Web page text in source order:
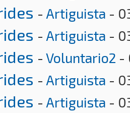
- Artiguista -
- Artiguista -
- Voluntario2 -
- Artiguista -
- Artiguista -